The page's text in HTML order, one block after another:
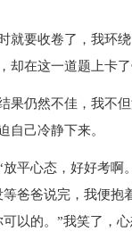
就要收卷了，我环
却在这一道题上卡了
果仍然不佳，我不
自己冷静下来。
平心态，好好考
爸爸说完，我便抱
以的。”我笑了，心